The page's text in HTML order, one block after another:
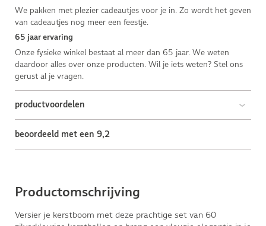
We pakken met plezier cadeautjes voor je in. Zo wordt het geven
van cadeautjes nog meer een feestje.
65 jaar ervaring
Onze fysieke winkel bestaat al meer dan 65 jaar. We weten
daardoor alles over onze producten. Wil je iets weten? Stel ons
gerust al je vragen.
productvoordelen
beoordeeld met een 9,2
Productomschrijving
Versier je kerstboom met deze prachtige set van 60